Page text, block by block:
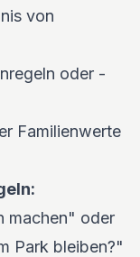
von
oder -
Familienwerte
machen" oder
Park bleiben?"